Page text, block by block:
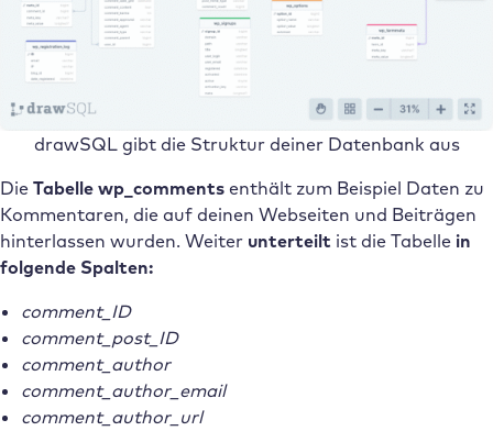
drawSQL gibt die Struktur deiner Datenbank aus
Die Tabelle wp_comments enthält zum Beispiel Daten zu
Kommentaren, die auf deinen Webseiten und Beiträgen
hinterlassen wurden. Weiter unterteilt ist die Tabelle in
folgende Spalten:
comment_ID
comment_post_ID
comment_author
comment_author_email
comment_author_url